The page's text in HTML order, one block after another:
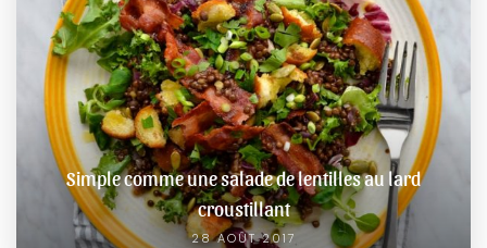
Simple comme une salade de lentilles au lard
croustillant
28 AOÛT 2017